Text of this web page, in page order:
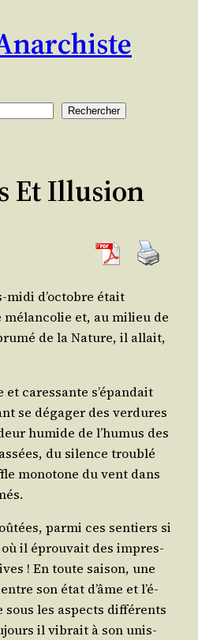
Rechercher
Et Illusion
midi d’oc­tobre était
et, au milieu de
de la Nature, il allait,
cares­sante s’é­pan­dait
se déga­ger des ver­dures
humide de l’hu­mus des
du silence trou­blé
mono­tone du vent dans
par­mi ces sen­tiers si
il éprou­vait des impres­
! En toute sai­son, une
son état d’âme et l’é­
les aspects dif­fé­rents
il vibrait à son unis­